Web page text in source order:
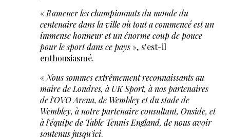
«Ramener les championnats du monde du
centenaire dans la ville où tout a commencé est un
immense honneur et un énorme coup de pouce
pour le sport dans ce pays», s'est-il
enthousiasmé.
«Nous sommes extrêmement reconnaissants au
maire de Londres, à UK Sport, à nos partenaires
de l'OVO Arena, de Wembley et du stade de
Wembley, à notre partenaire consultant, Onside, et
à l'équipe de Table Tennis England, de nous avoir
soutenus jusqu'ici.